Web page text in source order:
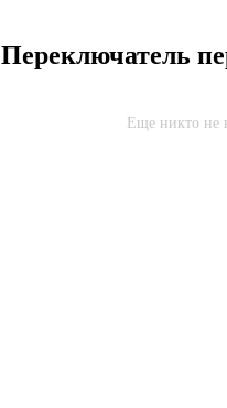
Переключатель
Еще никто не